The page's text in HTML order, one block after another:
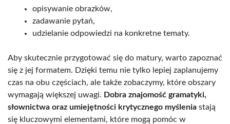
opisywanie obrazków,
zadawanie pytań,
udzielanie odpowiedzi na konkretne tematy.
Aby skutecznie przygotować się do matury, warto zapoznać
się z jej formatem. Dzięki temu nie tylko lepiej zaplanujemy
czas na obu częściach, ale także zobaczymy, które obszary
wymagają większej uwagi. Dobra znajomość gramatyki,
słownictwa oraz umiejętności krytycznego myślenia stają
się kluczowymi elementami, które mogą pomóc w